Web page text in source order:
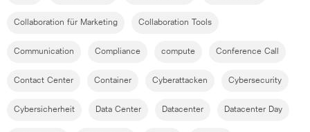
Collaboration für Marketing Collaboration Tools
Communication Compliance compute Conference Call
Contact Center Container Cyberattacken Cybersecurity
Cybersicherheit Data Center Datacenter Datacenter Day